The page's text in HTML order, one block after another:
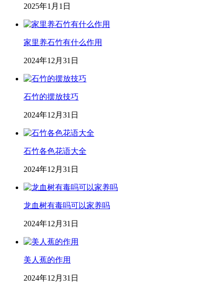
2025年1月1日
家里养石竹有什么作用
2024年12月31日
石竹的摆放技巧
2024年12月31日
石竹各色花语大全
2024年12月31日
龙血树有毒吗可以家养吗
2024年12月31日
美人蕉的作用
2024年12月31日